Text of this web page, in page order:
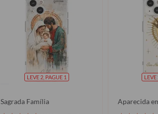
LEVE 2, PAGUE 1
Sagrada Família
LEVE
Aparecida